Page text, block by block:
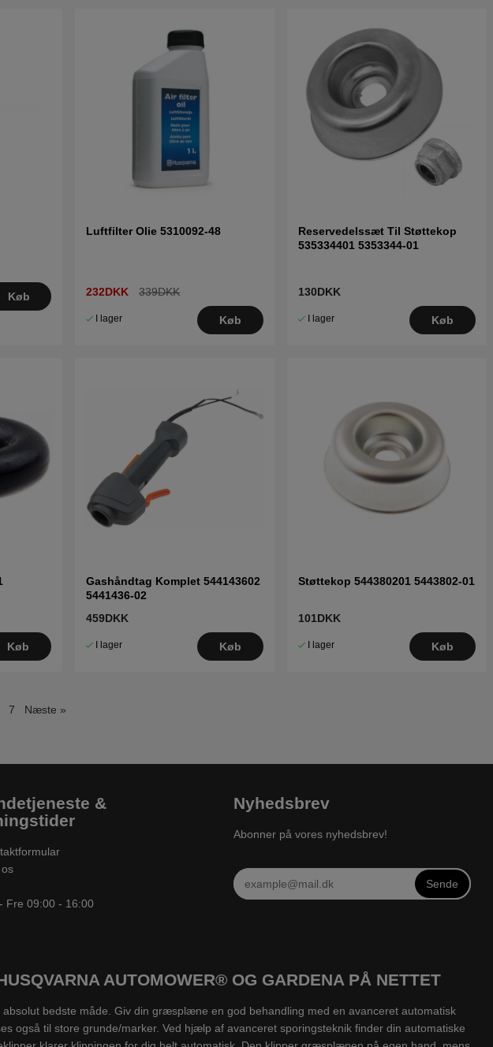
Køb
Luftfilter Olie 5310092-48
232DKK 339DKK
I lager Køb
Reservedelssæt Til Støttekop
535334401 5353344-01
130DKK
I lager Køb
Køb
Gashåndtag Komplet 544143602
5441436-02
459DKK
I lager Køb
Støttekop 544380201 5443802-01
101DKK
I lager Køb
7 Næste »
&
Fre 09:00 - 16:00
Nyhedsbrev
Abonner på vores nyhedsbrev!
Sende
AUTOMOWER® OG GARDENA PÅ NETTET
bedste måde. Giv din græsplæne en god behandling med en avanceret automatisk
til store grunde/marker. Ved hjælp af avanceret sporingsteknik finder din automatiske